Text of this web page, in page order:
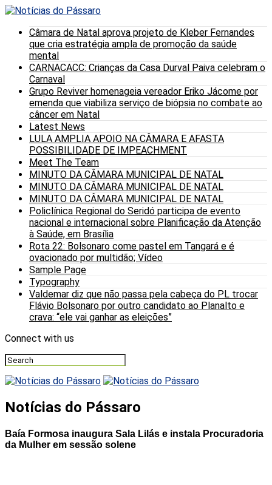
Câmara de Natal aprova projeto de Kleber Fernandes
que cria estratégia ampla de promoção da saúde
mental
CARNACACC: Crianças da Casa Durval Paiva celebram o
Carnaval
Grupo Reviver homenageia vereador Eriko Jácome por
emenda que viabiliza serviço de biópsia no combate ao
câncer em Natal
Latest News
LULA AMPLIA APOIO NA CÂMARA E AFASTA
POSSIBILIDADE DE IMPEACHMENT
Meet The Team
MINUTO DA CÂMARA MUNICIPAL DE NATAL
MINUTO DA CÂMARA MUNICIPAL DE NATAL
MINUTO DA CÂMARA MUNICIPAL DE NATAL
Policlínica Regional do Seridó participa de evento
nacional e internacional sobre Planificação da Atenção
à Saúde, em Brasília
Rota 22: Bolsonaro come pastel em Tangará e é
ovacionado por multidão; Vídeo
Sample Page
Typography
Valdemar diz que não passa pela cabeça do PL trocar
Flávio Bolsonaro por outro candidato ao Planalto e
crava: “ele vai ganhar as eleições”
Connect with us
Notícias do Pássaro
Baía Formosa inaugura Sala Lilás e instala Procuradoria
da Mulher em sessão solene